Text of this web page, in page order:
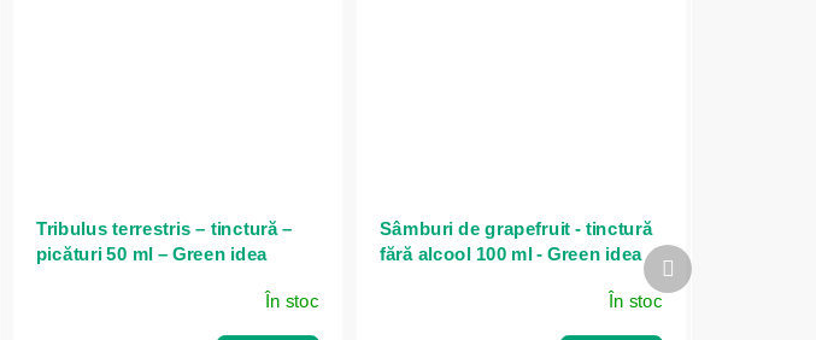
Tribulus terrestris – tinctură –
picături 50 ml – Green idea
În stoc
Sâmburi de grapefruit - tinctură
fără alcool 100 ml - Green idea
În stoc
Produsul
următor